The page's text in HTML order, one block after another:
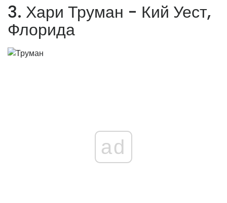
3. Хари Труман - Кий Уест,
Флорида
ad